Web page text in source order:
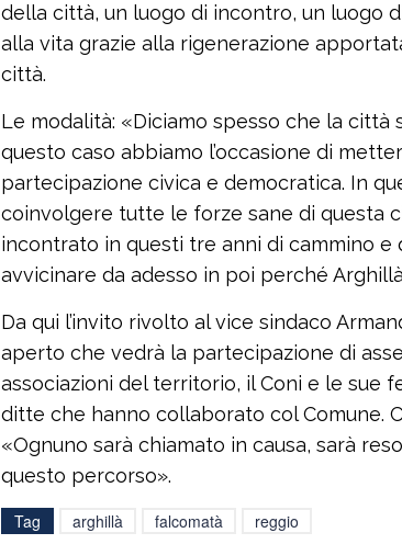
della città, un luogo di incontro, un luogo
alla vita grazie alla rigenerazione
città.
Le modalità: «Diciamo spesso che la città
questo caso abbiamo l’occasione di
partecipazione civica e democratica. In
coinvolgere tutte le forze sane di questa
incontrato in questi tre anni di cammino e
avvicinare da adesso in poi perché
Da qui l’invito rivolto al vice sindaco
aperto che vedrà la partecipazione di
associazioni del territorio, il Coni e le sue
ditte che hanno collaborato col Comune.
«Ognuno sarà chiamato in causa, sarà
questo percorso».
Tag arghillà falcomatà
reggio